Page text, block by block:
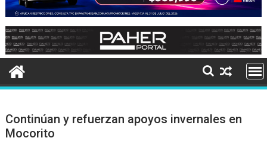
Continúan y refuerzan apoyos invernales en
Mocorito